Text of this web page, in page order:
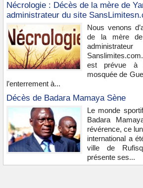
Nécrologie : Décès de la mère de
administrateur du site
Nous venons
de la mère de
est prévue
mosquée de
l’enterrement à...
Décès de Badara Mamaya Sène
Le monde
Badara
révérence, ce
international a
ville de
présente ses...